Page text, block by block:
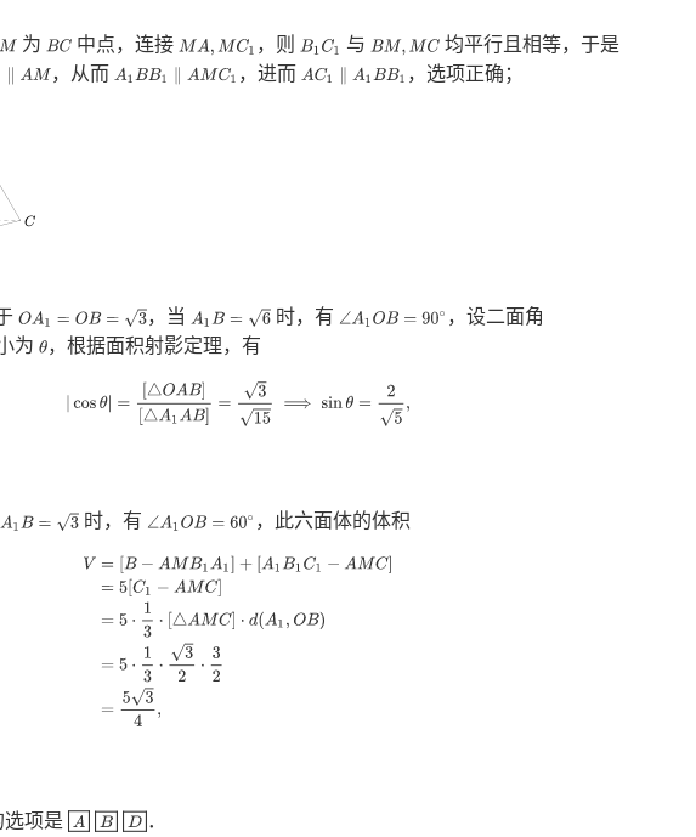
M为 BC 中点，连接 MA,MC1 ，则 B1 C1 与 BM,MC 均平行且相等，于是
∥ AM ，从而 A1BB1∥ AMC1 ，进而 AC1 A1BB1 ，选项正确；
OA1 =O B=3 ，当 A1B=6 时，有 ∠A1OB =90∘ ，设二面角
为θ，根据面积射影定理，有
cos △OAB][ AB] 15 ⟹sinθ ,
A1B=3 时，有 ∠A1OB =60∘ ，此六面体的体积
V= [B −A M B1A1]+[A B1 C1−AMC ]= 5[C1−A
项是 A B D ．